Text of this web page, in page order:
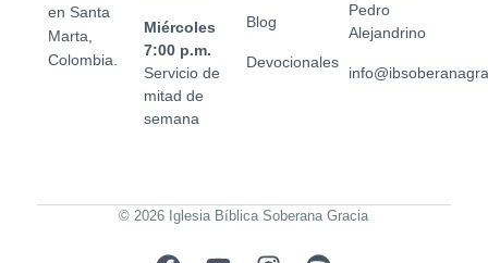
en Santa
Marta,
Colombia.
Miércoles
7:00 p.m.
Servicio de
mitad de
semana
Blog
Devocionales
Pedro
Alejandrino
© 2026 Iglesia Bíblica Soberana Gracia